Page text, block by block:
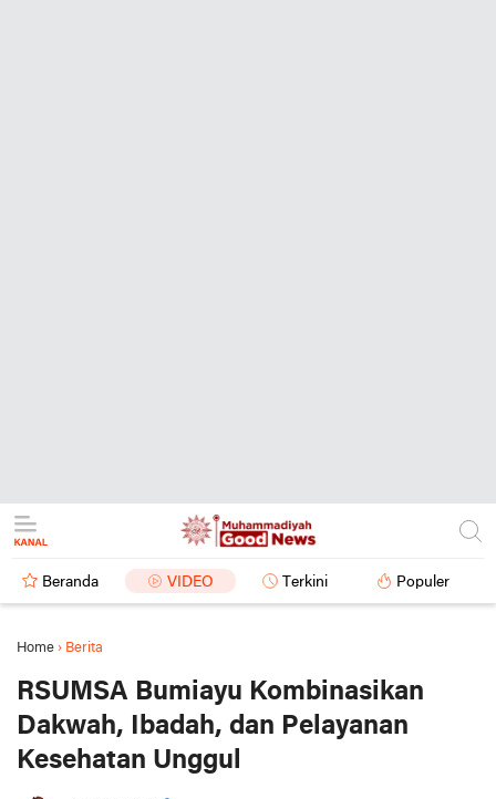
Beranda VIDEO Terkini Populer
Home › Berita
RSUMSA Bumiayu Kombinasikan
Dakwah, Ibadah, dan Pelayanan
Kesehatan Unggul